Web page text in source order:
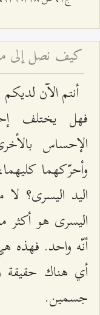
أنتم الآن
فهل يختلف
الإحساس
وأحرّكهما
اليد اليسرى؟
اليسرى هو أكثر
أنّه واحد. فهذه هي
أي هناك
جسمين.